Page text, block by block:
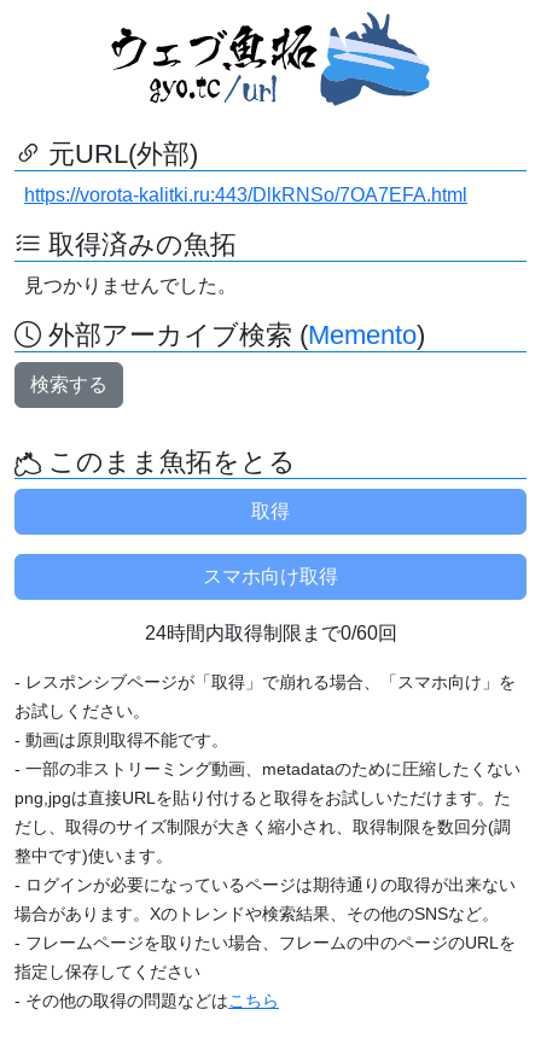
元URL(外部)
https://vorota-kalitki.ru:443/DlkRNSo/7OA7EFA.html
取得済みの魚拓
見つかりませんでした。
外部アーカイブ検索 (Memento)
検索する
このまま魚拓をとる
24時間内取得制限まで0/60回
- レスポンシブページが「取得」で崩れる場合、「スマホ向け」を
お試しください。
- 動画は原則取得不能です。
- 一部の非ストリーミング動画、metadataのために圧縮したくない
png,jpgは直接URLを貼り付けると取得をお試しいただけます。た
だし、取得のサイズ制限が大きく縮小され、取得制限を数回分(調
整中です)使います。
- ログインが必要になっているページは期待通りの取得が出来ない
場合があります。Xのトレンドや検索結果、その他のSNSなど。
- フレームページを取りたい場合、フレームの中のページのURLを
指定し保存してください
- その他の取得の問題などはこちら